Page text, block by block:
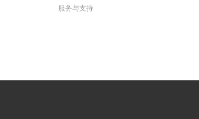
服务与支持